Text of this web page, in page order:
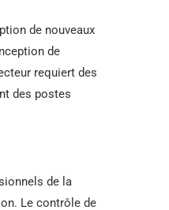
de nouveaux
de
requiert des
des postes
de la
Le contrôle de